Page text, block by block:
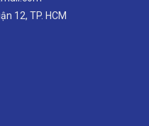
12, TP. HCM